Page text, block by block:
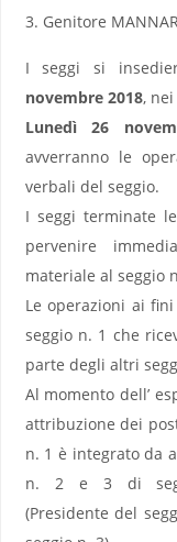
3. Genitore
I seggi si
novembre 2018,
Lunedì 26
avverranno le
verbali del seggio.
I seggi terminate
pervenire
materiale al seggio
Le operazioni ai
seggio n. 1 che
parte degli altri
Al momento dell’
attribuzione dei
n. 1 è integrato da
n. 2 e 3 di
(Presidente del